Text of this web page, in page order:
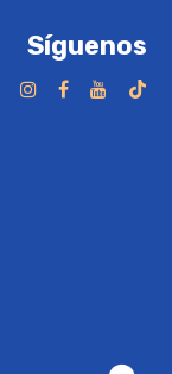
Síguenos